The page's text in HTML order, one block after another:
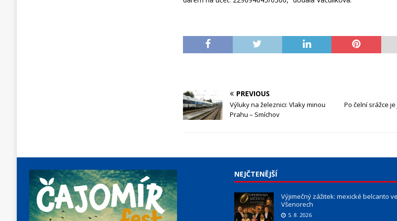
PREVIOUS
Výluky na železnici: Vlaky minou
Prahu – Smíchov
Po čelní srážce
NEJČTENĚJŠÍ
Výjimečný zážitek: mexické belcanto ve
Všenorech
5. 8. 2026